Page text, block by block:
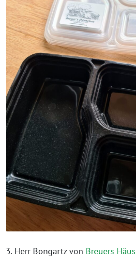
3. Herr Bongartz von Breuers